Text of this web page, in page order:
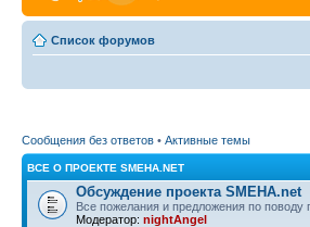
Список форумов
Сообщения без ответов • Активные темы
ВСЕ О ПРОЕКТЕ SMEHA.NET
Обсуждение проекта SMEHA.net
Все пожелания и предложения по
Модератор: nightAngel